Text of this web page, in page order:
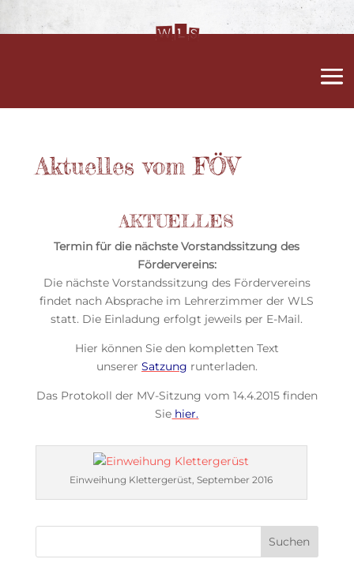
Aktuelles vom FÖV
AKTUELLES
Termin für die nächste Vorstandssitzung des
Fördervereins:
Die nächste Vorstandssitzung des Fördervereins
findet nach Absprache im Lehrerzimmer der WLS
statt. Die Einladung erfolgt jeweils per E-Mail.
Hier können Sie den kompletten Text
unserer Satzung runterladen.
Das Protokoll der MV-Sitzung vom 14.4.2015 finden
Sie hier.
Einweihung Klettergerüst, September 2016